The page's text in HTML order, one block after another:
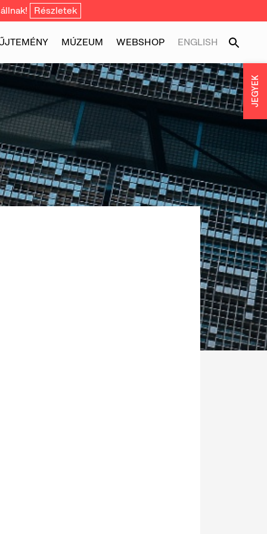
Részletek
MÚZEUM WEBSHOP ENGLISH
JEGYEK